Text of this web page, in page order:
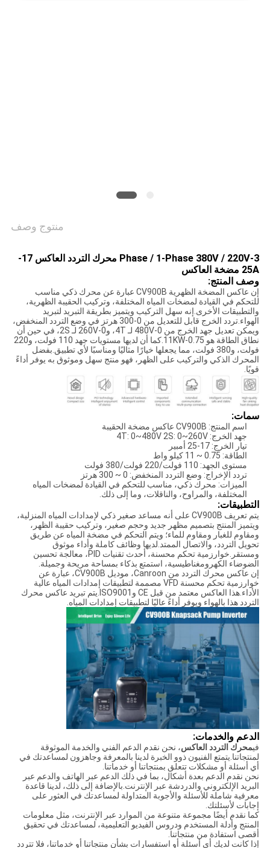
منتوج وصف
3-Phase / 1-Phase 380V / 220V محرك التردد العاكس 17-
25A مضخة العاكس
وصف المنتج:
إن عاكس المضخة الظهرية CV900B عبارة عن محرك ذكي مناسب
للتحكم في القيادة لمضخات المياه المختلفة، وتركيب الحقيبة الظهرية،
والتطبيقات الأخرى.إنه سهل التركيب ويتميز بطريقة التبريد لتبريد
الهواء.تردد الخرج قابل للتعديل من 0-300 هرتز في وضع التردد المنخفض،
ويمكن تعديل جهد الخرج من 0-480V لـ 4T، و0-260V لـ 2S، في حين أن
نطاق الطاقة هو 0.75-11KW.كما أن لديها مستويات جهد 110 فولت، و220
فولت، و380 فولت، مما يجعلها خيارًا مثاليًا ومناسبًا لأي تطبيق.بفضل
المحرك الذكي والتركيب على الظهر، فهو منتج سهل وموثوق به يوفر أداءً
قويًا.
سمات:
اسم المنتج: CV900B عاكس مضخة الحقيبة
جهد الخرج: 4T: 0~480V 2S: 0~260V
تيار الخرج: 17-25 أمبير
الطاقة: 0.75 ~ 11 كيلو واط
مستوى الجهد: 110 فولت/220 فولت/380 فولت
تردد الإخراج: وضع التردد المنخفض: 0 ~ 300 هرتز
الميزات: محرك ذكي، مناسب للتحكم في القيادة لمضخات المياه
المختلفة، والمراوح، والناقلات، وما إلى ذلك.
التطبيقات:
يتم تعريف CV900B على أنه مساعد صغير ذكي لإمدادات المياه المنزلية،
ويتميز المنتج بتصميم مظهر جديد وحجم صغير، وتركيب حقيبة الظهر،
ومقاوم للغبار ومقاوم للماء؛ ويتم التحكم في مضخة المياه عن طريق
تحويل التردد، والاتصال الممتد.لديها وظائف كاملة وأداء موثوق
ومستقر.خوارزمية تحكم محسنة، أحدث تقنيات PID، معالجة تحسين
الضوضاء الكهرومغناطيسية، استمتع بذكاء بمساحة مريحة وجميلة.
إن عاكس محرك التردد من Canroon، موديل CV900B، عبارة عن
خوارزمية تحكم محسنة VFD مصممة لتطبيقات إمدادات المياه عالية
الأداء.هذا العاكس معتمد من قبل CE وISO9001.يتم تبريد عاكس محرك
التردد هذا بالهواء ويوفر أداءً عاليًا لتطبيقات إمدادات المياه.
الدعم والخدمات:
فيمحرك التردد العاكس، نحن نقدم الدعم الفني والخدمة الموثوقة
لمنتجاتنا.يتمتع الفنيون ذوو الخبرة لدينا بالمعرفة وجاهزون لمساعدتك في
أي أسئلة أو مشكلات تتعلق بمنتجاتنا أو خدماتنا.
نحن نقدم الدعم بعدة أشكال، بما في ذلك الدعم عبر الهاتف والدعم عبر
البريد الإلكتروني والدردشة عبر الإنترنت.بالإضافة إلى ذلك، لدينا قاعدة
معرفية شاملة للأسئلة والأجوبة المتداولة لمساعدتك في العثور على
إجابات لأسئلتك.
كما نقدم أيضًا مجموعة متنوعة من الموارد عبر الإنترنت، مثل معلومات
المنتج وأدلة المستخدم ودروس الفيديو التعليمية، لمساعدتك في تحقيق
أقصى استفادة من منتجاتنا.
إذا كانت لديك أي أسئلة أو استفسارات بشأن منتجاتنا أو خدماتنا، فلا تتردد